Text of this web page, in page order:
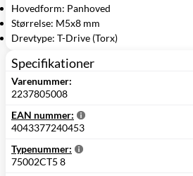
Hovedform: Panhoved
Størrelse: M5x8 mm
Drevtype: T-Drive (Torx)
Specifikationer
Varenummer:
2237805008
EAN nummer:
4043377240453
Typenummer:
75002CT5 8